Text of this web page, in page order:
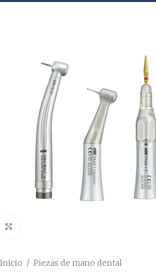
Inicio / Piezas de mano dental